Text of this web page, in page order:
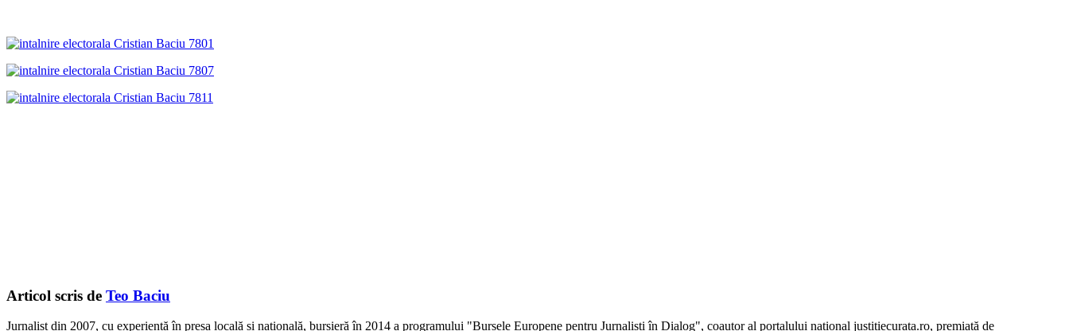
Articol scris de Teo Baciu
Jurnalist din 2007, cu experiență în presa locală și națională, bursieră în 2014 a programului "Bursele Europene pentru Jurnaliști în Dialog", coautor al portalului național justitiecurata.ro, premiată de